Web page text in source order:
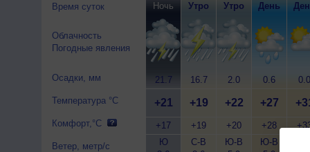
Время суток
Облачность
Погодные явления
Осадки, мм
Температура °C
Комфорт,°C
Ветер, метр/с
Ночь
21.7
+21
+17
Ю
Утро
16.7
+19
+19
С-В
Утро
2.0
+22
+20
Ю-В
День
0.6
+27
+28
Ю-В
0.0